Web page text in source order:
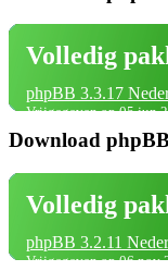
Volledig
phpBB 3.3.17
Vrijgegeven op 05 jun
Download
Volledig
phpBB 3.2.11
Vrijgegeven op 06 nov